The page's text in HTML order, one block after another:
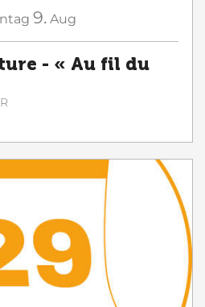
9. Aug
- « Au fil du